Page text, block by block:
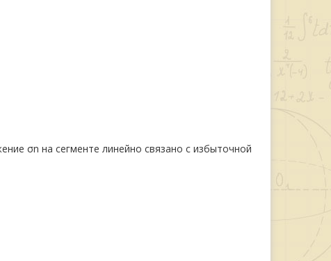
σn на сегменте линейно связано с избыточной